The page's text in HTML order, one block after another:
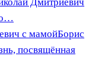
Борис
посвящённая